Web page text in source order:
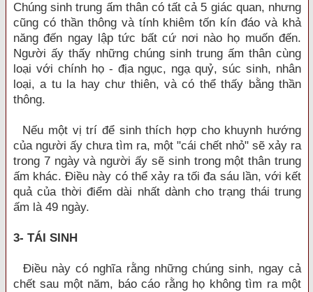
Chúng sinh trung ấm thân có tất cả 5 giác quan, nhưng
cũng có thần thông và tính khiêm tốn kín đáo và khả
năng đến ngay lập tức bất cứ nơi nào họ muốn đến.
Người ấy thấy những chúng sinh trung ấm thân cùng
loại với chính họ - địa ngục, ngạ quỷ, súc sinh, nhân
loại, a tu la hay chư thiên, và có thể thấy bằng thần
thông.
Nếu một vị trí để sinh thích hợp cho khuynh hướng
của người ấy chưa tìm ra, một "cái chết nhỏ" sẽ xảy ra
trong 7 ngày và người ấy sẽ sinh trong một thân trung
ấm khác. Điều này có thể xảy ra tối đa sáu lần, với kết
quả của thời điểm dài nhất dành cho trạng thái trung
ấm là 49 ngày.
3- TÁI SINH
Điều này có nghĩa rằng những chúng sinh, ngay cả
chết sau một năm, báo cáo rằng họ không tìm ra một